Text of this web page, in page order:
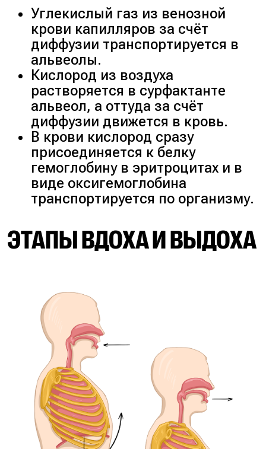
Углекислый газ из венозной
крови капилляров за счёт
диффузии транспортируется в
альвеолы.
Кислород из воздуха
растворяется в сурфактанте
альвеол, а оттуда за счёт
диффузии движется в кровь.
В крови кислород сразу
присоединяется к белку
гемоглобину в эритроцитах и в
виде оксигемоглобина
транспортируется по организму.
ЭТАПЫ ВДОХА И ВЫДОХА